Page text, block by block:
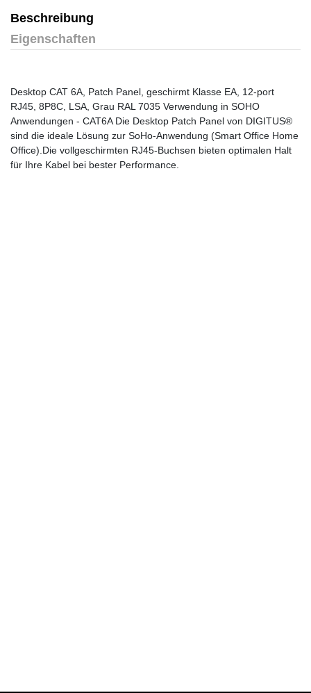
Beschreibung
Eigenschaften
Desktop CAT 6A, Patch Panel, geschirmt Klasse EA, 12-port
RJ45, 8P8C, LSA, Grau RAL 7035 Verwendung in SOHO
Anwendungen - CAT6A Die Desktop Patch Panel von DIGITUS®
sind die ideale Lösung zur SoHo-Anwendung (Smart Office Home
Office).Die vollgeschirmten RJ45-Buchsen bieten optimalen Halt
für Ihre Kabel bei bester Performance.